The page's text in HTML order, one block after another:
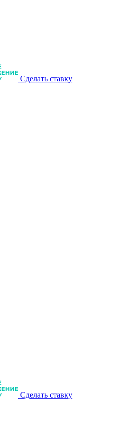
Сделать ставку
Сделать ставку